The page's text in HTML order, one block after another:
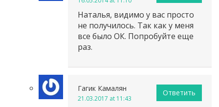
Наталья, видимо у вас просто
не получилось. Так как у меня
все было ОК. Попробуйте еще
раз.
Гагик Камалян
21.03.2017 at 11:43
Ответить